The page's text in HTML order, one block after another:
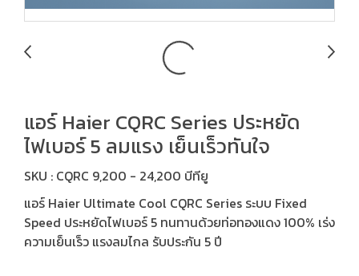
แอร์ Haier CQRC Series ประหยัด
ไฟเบอร์ 5 ลมแรง เย็นเร็วทันใจ
SKU : CQRC 9,200 - 24,200 บีทียู
แอร์ Haier Ultimate Cool CQRC Series ระบบ Fixed
Speed ประหยัดไฟเบอร์ 5 ทนทานด้วยท่อทองแดง 100% เร่ง
ความเย็นเร็ว แรงลมไกล รับประกัน 5 ปี